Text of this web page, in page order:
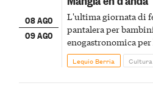
08 AGO
09 AGO
L'ultima giornata di
pantalera per
enogastronomica per
pirotecnico
Lequio Berria